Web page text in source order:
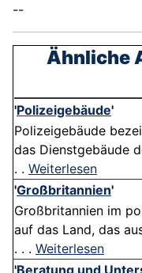
--
Ähnliche
'Polizeigebäude'
Polizeigebäude
das Dienstgebäude
. . Weiterlesen
'Großbritannien'
Großbritannien im
auf das Land, das
. . . Weiterlesen